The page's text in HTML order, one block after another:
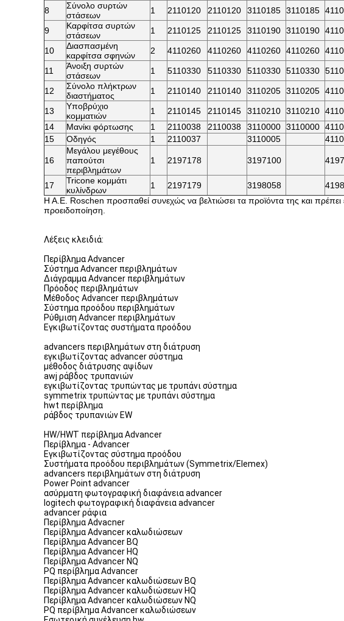
8
Σύνολο συρτών
στάσεων
1 2110120 2110120 3110185 3110185
9
Καρφίτσα συρτών
στάσεων
1 2110125 2110125 3110190 3110190
10
Διασπασμένη
καρφίτσα σφηνών
2 4110260 4110260 4110260 4110260
11
Άνοιξη συρτών
στάσεων
1 5110330 5110330 5110330 5110330
12
Σύνολο πλήκτρων
διαστήματος
1 2110140 2110140 3110205 3110205
13
Υποβρύχιο
κομματιών
1 2110145 2110145 3110210 3110210
14
Μανίκι φόρτωσης 1 2110038 2110038 3110000 3110000
15
Οδηγός 1 2110037 3110005
16
Μεγάλου μεγέθους
παπούτσι
περιβλημάτων
1 2197178 3197100
17
Tricone κομμάτι
κυλίνδρων
1 2197179 3198058
Η Α.Ε. Roschen προσπαθεί συνεχώς να βελτιώσει τα προϊόντα της και πρέπει
προειδοποίηση.
Λέξεις κλειδιά:
Περίβλημα Advancer
Σύστημα Advancer περιβλημάτων
Διάγραμμα Advancer περιβλημάτων
Πρόοδος περιβλημάτων
Μέθοδος Advancer περιβλημάτων
Σύστημα προόδου περιβλημάτων
Ρύθμιση Advancer περιβλημάτων
Εγκιβωτίζοντας συστήματα προόδου
advancers περιβλημάτων στη διάτρυση
εγκιβωτίζοντας advancer σύστημα
μέθοδος διάτρυσης αψίδων
awj ράβδος τρυπανιών
εγκιβωτίζοντας τρυπώντας με τρυπάνι σύστημα
symmetrix τρυπώντας με τρυπάνι σύστημα
hwt περίβλημα
ράβδος τρυπανιών EW
HW/HWT περίβλημα Advancer
Περίβλημα - Advancer
Εγκιβωτίζοντας σύστημα προόδου
Συστήματα προόδου περιβλημάτων (Symmetrix/Elemex)
advancers περιβλημάτων στη διάτρυση
Power Point advancer
ασύρματη φωτογραφική διαφάνεια advancer
logitech φωτογραφική διαφάνεια advancer
advancer ράφια
Περίβλημα Advacner
Περίβλημα Advancer καλωδιώσεων
Περίβλημα Advancer BQ
Περίβλημα Advancer HQ
Περίβλημα Advancer NQ
PQ περίβλημα Advancer
Περίβλημα Advancer καλωδιώσεων BQ
Περίβλημα Advancer καλωδιώσεων HQ
Περίβλημα Advancer καλωδιώσεων NQ
PQ περίβλημα Advancer καλωδιώσεων